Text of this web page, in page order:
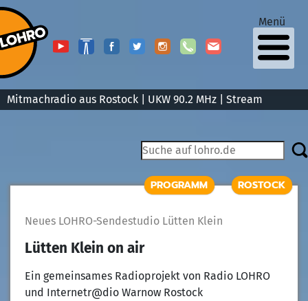
Mitmachradio aus Rostock | UKW 90.2 MHz | Stream
Menü
PROGRAMM ROSTOCK
Neues LOHRO-Sendestudio Lütten Klein
Lütten Klein on air
Ein gemeinsames Radioprojekt von Radio LOHRO
und Internetr@dio Warnow Rostock